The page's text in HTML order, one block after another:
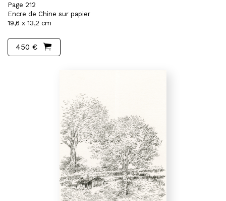
Page 212
Encre de Chine sur papier
19,6 x 13,2 cm
450 €